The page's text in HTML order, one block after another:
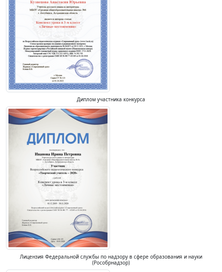
Диплом участника конкурса
Лицензия Федеральной службы по надзору в сфере образования и науки
(Рособрнадзор)